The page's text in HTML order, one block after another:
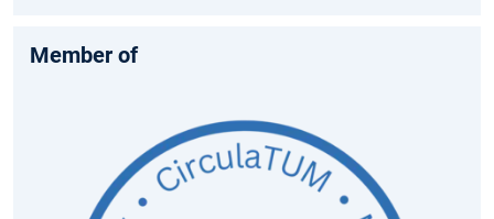
Member of